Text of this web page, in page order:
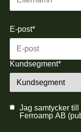
E-post*
Kundsegment*
Jag samtycker till
Ferroamp AB